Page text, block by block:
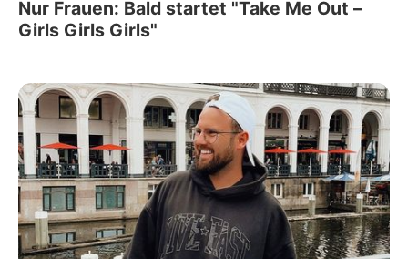
Nur Frauen: Bald startet "Take Me Out –
Girls Girls Girls"